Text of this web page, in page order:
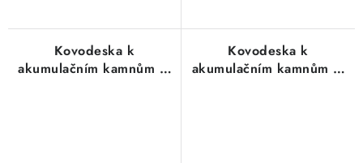
Kovodeska k
akumulačním kamnům M
Kovodeska k
akumulačním kamnům M